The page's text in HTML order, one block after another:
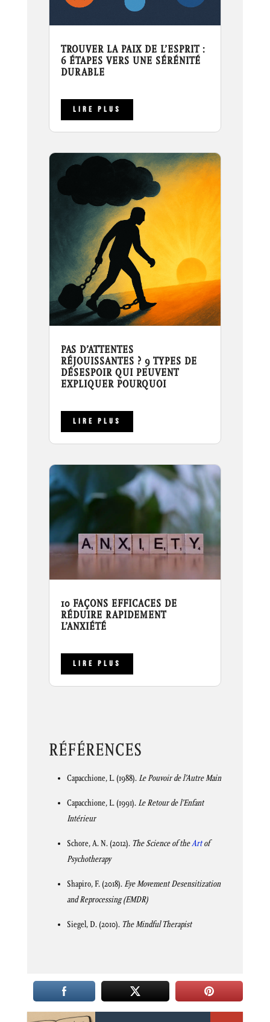
TROUVER LA PAIX DE L’ESPRIT :
6 ÉTAPES VERS UNE SÉRÉNITÉ
DURABLE
LIRE PLUS
PAS D’ATTENTES
RÉJOUISSANTES ? 9 TYPES DE
DÉSESPOIR QUI PEUVENT
EXPLIQUER POURQUOI
LIRE PLUS
10 FAÇONS EFFICACES DE
RÉDUIRE RAPIDEMENT
L’ANXIÉTÉ
LIRE PLUS
RÉFÉRENCES
Capacchione, L. (1988). Le Pouvoir de l’Autre Main
Capacchione, L. (1991). Le Retour de l’Enfant
Intérieur
Schore, A. N. (2012). The Science of theArtof
Psychotherapy
Shapiro, F. (2018). Eye Movement Desensitization
and Reprocessing (EMDR)
Siegel, D. (2010). The Mindful Therapist